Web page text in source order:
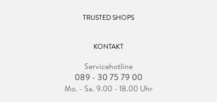
TRUSTED SHOPS
KONTAKT
Servicehotline
089 - 30 75 79 00
Mo. - Sa. 9.00 - 18.00 Uhr